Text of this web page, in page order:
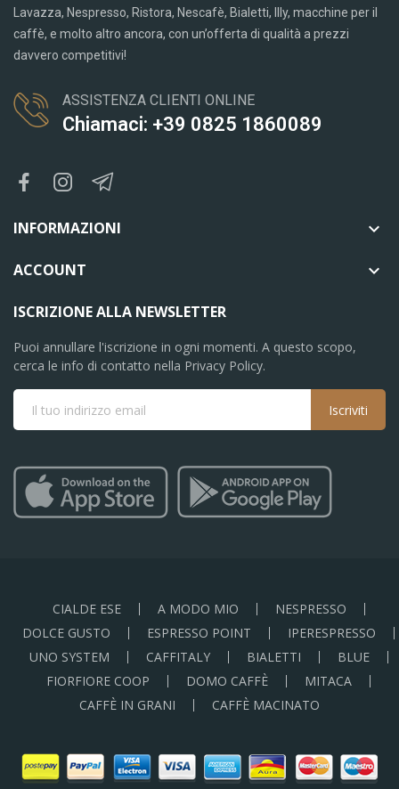
Lavazza, Nespresso, Ristora, Nescafè, Bialetti, Illy, macchine per il
caffè, e molto altro ancora, con un’offerta di qualità a prezzi
davvero competitivi!
ASSISTENZA CLIENTI ONLINE
Chiamaci: +39 0825 1860089
INFORMAZIONI 
ACCOUNT 
ISCRIZIONE ALLA NEWSLETTER
Puoi annullare l'iscrizione in ogni momenti. A questo scopo,
cerca le info di contatto nella Privacy Policy.
Iscriviti
CIALDE ESE A MODO MIO
NESPRESSO
DOLCE GUSTO
ESPRESSO POINT
IPERESPRESSO
UNO SYSTEM
CAFFITALY BIALETTI
BLUE
FIORFIORE COOP
DOMO CAFFÈ
MITACA
CAFFÈ IN GRANI
CAFFÈ MACINATO